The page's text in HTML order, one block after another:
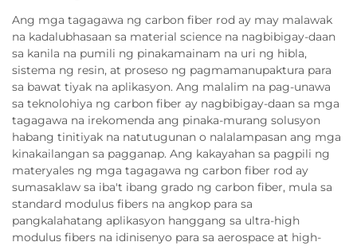
Ang mga tagagawa ng carbon fiber rod ay may malawak
na kadalubhasaan sa material science na nagbibigay-daan
sa kanila na pumili ng pinakamainam na uri ng hibla,
sistema ng resin, at proseso ng pagmamanupaktura para
sa bawat tiyak na aplikasyon. Ang malalim na pag-unawa
sa teknolohiya ng carbon fiber ay nagbibigay-daan sa mga
tagagawa na irekomenda ang pinaka-murang solusyon
habang tinitiyak na natutugunan o nalalampasan ang mga
kinakailangan sa pagganap. Ang kakayahan sa pagpili ng
materyales ng mga tagagawa ng carbon fiber rod ay
sumasaklaw sa iba't ibang grado ng carbon fiber, mula sa
standard modulus fibers na angkop para sa
pangkalahatang aplikasyon hanggang sa ultra-high
modulus fibers na idinisenyo para sa aerospace at high-